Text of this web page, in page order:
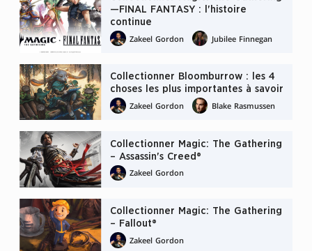
—FINAL FANTASY : l'histoire
continue
Zakeel Gordon
Jubilee Finnegan
Collectionner Bloomburrow : les 4
choses les plus importantes à savoir
Zakeel Gordon
Blake Rasmussen
Collectionner Magic: The Gathering
– Assassin's Creed®
Zakeel Gordon
Collectionner Magic: The Gathering
– Fallout®
Zakeel Gordon